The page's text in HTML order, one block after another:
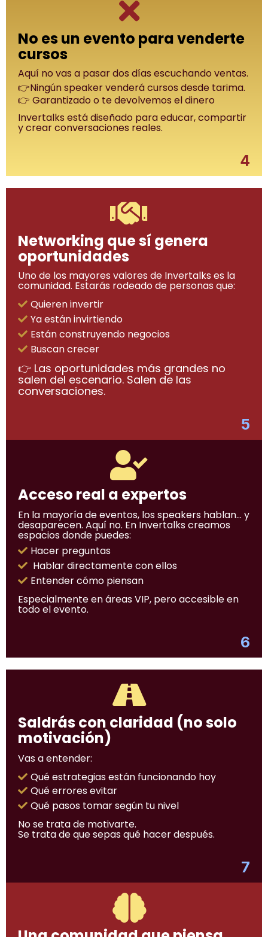
No es un evento para venderte
cursos
Aquí no vas a pasar dos días escuchando ventas.
👉Ningún speaker venderá cursos desde tarima.
👉 Garantizado o te devolvemos el dinero
Invertalks está diseñado para educar, compartir
y crear conversaciones reales.
4
Networking que sí genera
oportunidades
Uno de los mayores valores de Invertalks es la
comunidad. Estarás rodeado de personas que:
Quieren invertir
Ya están invirtiendo
Están construyendo negocios
Buscan crecer
👉 Las oportunidades más grandes no
salen del escenario. Salen de las
conversaciones.
5
Acceso real a expertos
En la mayoría de eventos, los speakers hablan… y
desaparecen. Aquí no. En Invertalks creamos
espacios donde puedes:
Hacer preguntas
Hablar directamente con ellos
Entender cómo piensan
Especialmente en áreas VIP, pero accesible en
todo el evento.
6
Saldrás con claridad (no solo
motivación)
Vas a entender:
Qué estrategias están funcionando hoy
Qué errores evitar
Qué pasos tomar según tu nivel
No se trata de motivarte.
Se trata de que sepas qué hacer después.
7